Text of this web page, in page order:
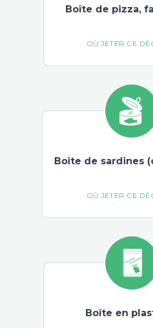
Boîte de pizza,
Boîte de sardines
Boîte en